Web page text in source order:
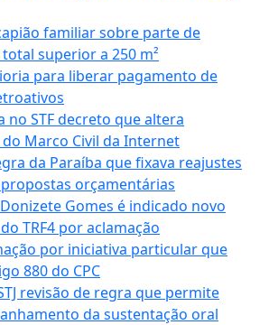
familiar sobre parte de
superior a 250 m²
para liberar pagamento de
no STF decreto que altera
Marco Civil da Internet
da Paraíba que fixava reajustes
orçamentárias
Gomes é indicado novo
TRF4 por aclamação
por iniciativa particular que
880 do CPC
revisão de regra que permite
da sustentação oral